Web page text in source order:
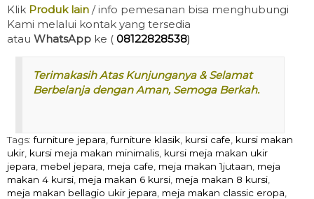
Klik Produk lain / info pemesanan bisa menghubungi
Kami melalui kontak yang tersedia
atau WhatsApp ke ( 08122828538)
Terimakasih Atas Kunjunganya & Selamat
Berbelanja dengan Aman, Semoga Berkah.
Tags:furniture jepara ,furniture klasik kursi cafe kursi makan
ukir kursi meja makan minimalis kursi meja makan ukir
jepara mebel jepara meja cafe meja makan 1jutaan meja
makan 4 kursi meja makan 6 kursi meja makan 8 kursi
meja makan bellagio ukir jepara meja makan classic eropa